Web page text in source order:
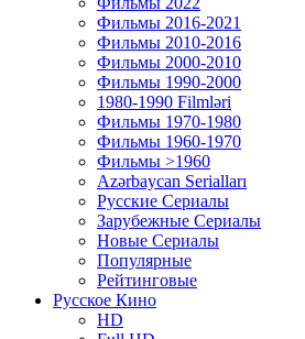
Фильмы 2016-2021
Фильмы 2010-2016
Фильмы 2000-2010
Фильмы 1990-2000
1980-1990 Filmləri
Фильмы 1970-1980
Фильмы 1960-1970
Фильмы >1960
Azərbaycan Serialları
Русские Сериалы
Зарубежные Сериалы
Новые Сериалы
Популярные
Рейтинговые
Русское Кино
HD